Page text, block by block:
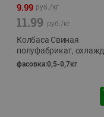
9.99 руб./кг
11.99 руб./кг
Колбаса Свиная
полуфабрикат, охлажд
фасовка:0,5-0,7кг